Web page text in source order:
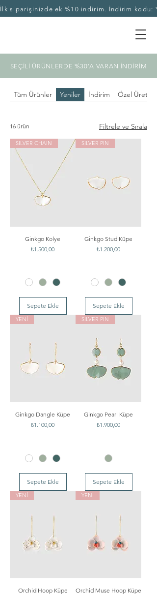
İlk siparişinizde ek %10 indirim. İndirim kodu:
SEÇİLİ ÜRÜNLERDE %30'A VARAN İNDİRİM
Tüm Ürünler Yeniler İndirim Özel Üretim
16 ürün Filtrele ve Sırala
SILVER CHAIN
Ginkgo Kolye
Fiyat
₺1.500,00
Sepete Ekle
SILVER PIN
Ginkgo Stud Küpe
Fiyat
₺1.200,00
Sepete Ekle
YENİ
Ginkgo Dangle Küpe
Fiyat
₺1.100,00
Sepete Ekle
SILVER PIN
Ginkgo Pearl Küpe
Fiyat
₺1.900,00
Sepete Ekle
YENİ
Orchid Hoop Küpe
YENİ
Orchid Muse Hoop Küpe